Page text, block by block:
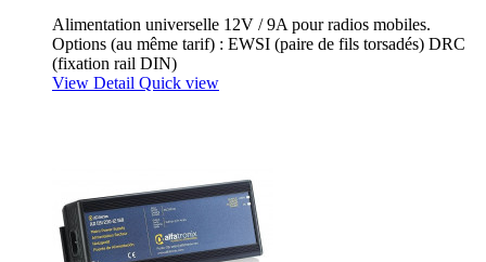
Alimentation universelle 12V / 9A pour radios mobiles.
Options (au même tarif) : EWSI (paire de fils torsadés) DRC
(fixation rail DIN)
View Detail Quick view